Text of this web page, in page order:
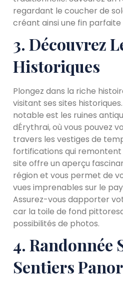
regardant le coucher de
créant ainsi une fin
3. Découvrez
Historiques
Plongez dans la riche
visitant ses sites
notable est les ruines
dÉrythrai, où vous pouvez
travers les vestiges de
fortifications qui remontent
site offre un aperçu
région et vous permet de
vues imprenables sur le
Assurez-vous dapporter
car la toile de fond
possibilités de photos.
4. Randonnée
Sentiers